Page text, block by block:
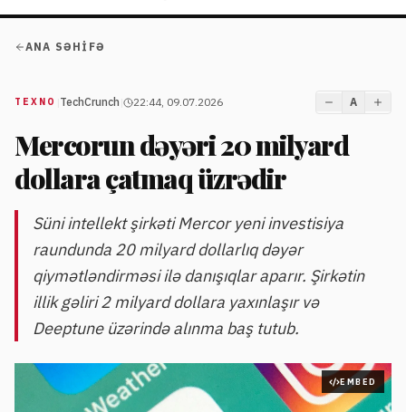
ANA SƏHIFƏ
TEXNO TechCrunch 22:44, 09.07.2026 A
Mercorun dəyəri 20 milyard
dollara çatmaq üzrədir
Süni intellekt şirkəti Mercor yeni investisiya
raundunda 20 milyard dollarlıq dəyər
qiymətləndirməsi ilə danışıqlar aparır. Şirkətin
illik gəliri 2 milyard dollara yaxınlaşır və
Deeptune üzərində alınma baş tutub.
EMBED